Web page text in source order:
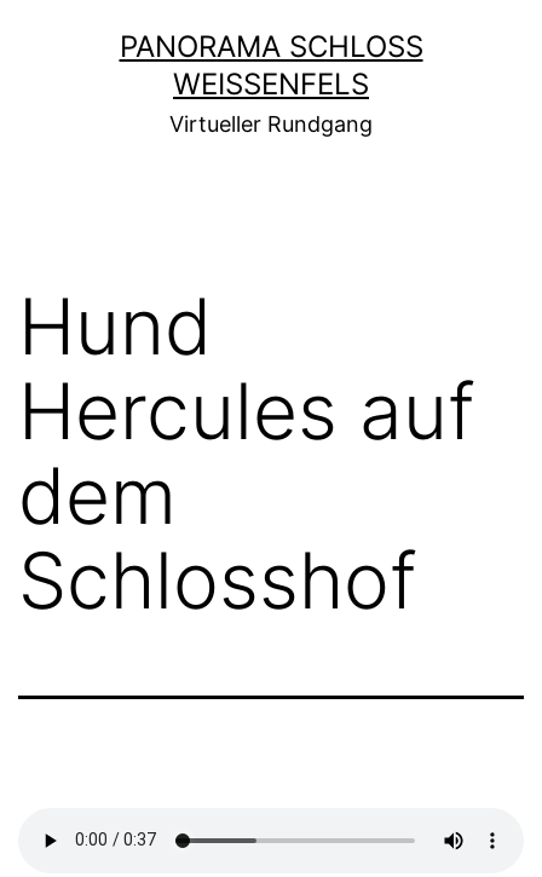
PANORAMA SCHLOSS
WEISSENFELS
Virtueller Rundgang
Hund
Hercules auf
dem
Schlosshof